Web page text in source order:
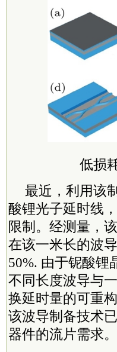
低损
最近，利用该
酸锂光子延时线
限制。经测量，
在该一米长的波
50%. 由于铌酸锂
不同长度波导与
换延时量的可重
该波导制备技术
器件的流片需求。